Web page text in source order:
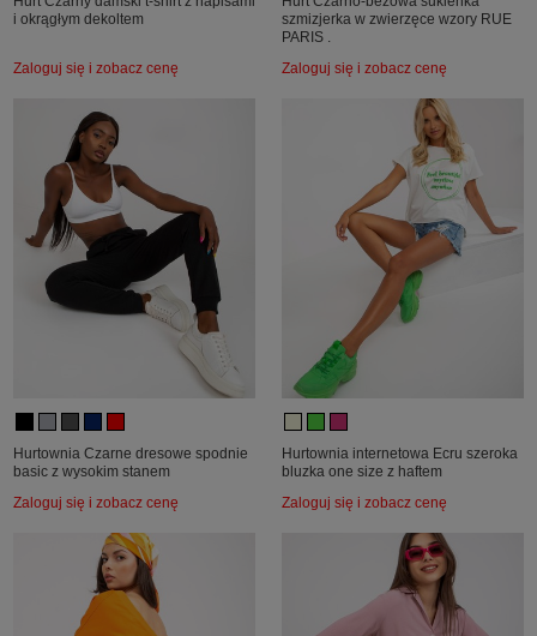
i okrągłym dekoltem
Zaloguj się i zobacz cenę
szmizjerka w zwierzęce wzory RUE
PARIS .
Zaloguj się i zobacz cenę
Hurtownia Czarne dresowe spodnie
basic z wysokim stanem
Zaloguj się i zobacz cenę
Hurtownia internetowa Ecru szeroka
bluzka one size z haftem
Zaloguj się i zobacz cenę